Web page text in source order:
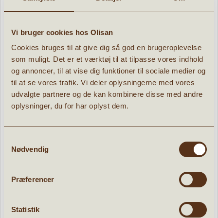
Vi bruger cookies hos Olisan
Cookies bruges til at give dig så god en brugeroplevelse
som muligt. Det er et værktøj til at tilpasse vores indhold
og annoncer, til at vise dig funktioner til sociale medier og
til at se vores trafik. Vi deler oplysningerne med vores
udvalgte partnere og de kan kombinere disse med andre
oplysninger, du for har oplyst dem.
Nødvendig
Præferencer
Statistik
55,96 kr.
69,95 kr.
POPULÆRE PRODUKTER:
Tilbud